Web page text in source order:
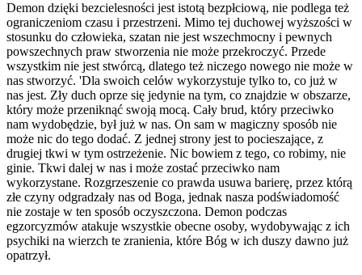
Demon dzięki bezcielesności jest istotą bezpłciową, nie podlega też
ograniczeniom czasu i przestrzeni. Mimo tej duchowej wyższości w
stosunku do człowieka, szatan nie jest wszechmocny i pewnych
powszechnych praw stworzenia nie może przekroczyć. Przede
wszystkim nie jest stwórcą, dlatego też niczego nowego nie może w
nas stworzyć. 'Dla swoich celów wykorzystuje tylko to, co już w
nas jest. Zły duch oprze się jedynie na tym, co znajdzie w obszarze,
który może przeniknąć swoją mocą. Cały brud, który przeciwko
nam wydobędzie, był już w nas. On sam w magiczny sposób nie
może nic do tego dodać. Z jednej strony jest to pocieszające, z
drugiej tkwi w tym ostrzeżenie. Nic bowiem z tego, co robimy, nie
ginie. Tkwi dalej w nas i może zostać przeciwko nam
wykorzystane. Rozgrzeszenie co prawda usuwa barierę, przez którą
złe czyny odgradzały nas od Boga, jednak nasza podświadomość
nie zostaje w ten sposób oczyszczona. Demon podczas
egzorcyzmów atakuje wszystkie obecne osoby, wydobywając z ich
psychiki na wierzch te zranienia, które Bóg w ich duszy dawno już
opatrzył.